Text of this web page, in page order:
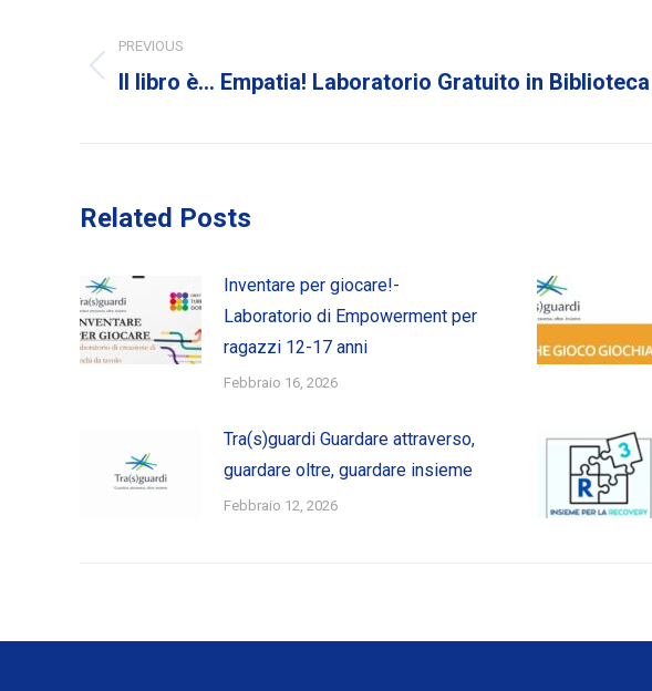
navigation
PREVIOUS
Previous
Il libro è… Empatia! Laboratorio Gratuito in Biblioteca
Related Posts
Inventare per giocare!-
Laboratorio di Empowerment per
ragazzi 12-17 anni
Febbraio 16, 2026
Tra(s)guardi Guardare attraverso,
guardare oltre, guardare insieme
Febbraio 12, 2026